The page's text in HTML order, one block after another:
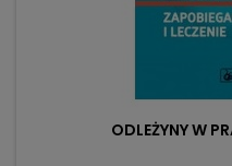
ODLEŻYNY W